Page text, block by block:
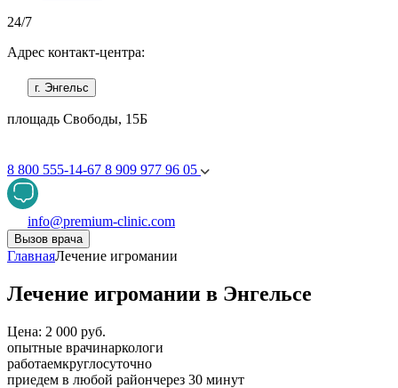
24/7
Адрес контакт-центра:
г. Энгельс
площадь Свободы, 15Б
8 800 555-14-67 8 909 977 96 05
info@premium-clinic.com
Вызов врача
ГлавнаяЛечение игромании
Лечение игромании в Энгельсе
Цена: 2 000 руб.
опытные врачинаркологи
работаемкруглосуточно
приедем в любой райончерез 30 минут